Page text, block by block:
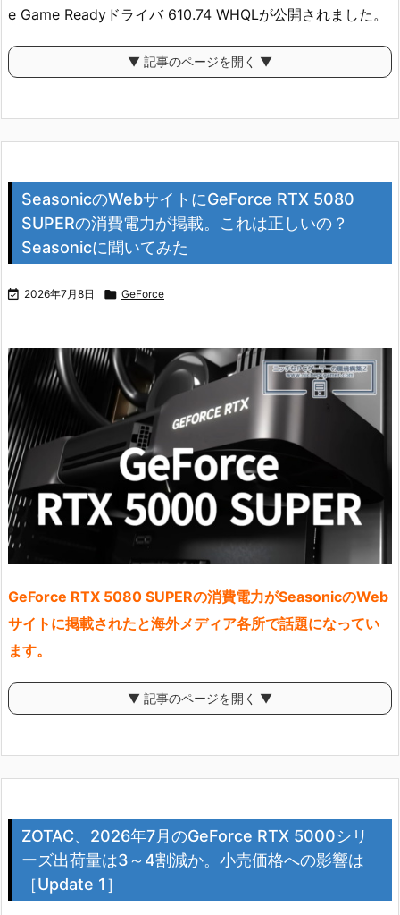
e Game Readyドライバ 610.74 WHQLが公開されました。
▼ 記事のページを開く ▼
SeasonicのWebサイトにGeForce RTX 5080
SUPERの消費電力が掲載。これは正しいの？
Seasonicに聞いてみた
 2026年7月8日  GeForce
GeForce RTX 5080 SUPERの消費電力がSeasonicのWeb
サイトに掲載されたと海外メディア各所で話題になってい
ます。
▼ 記事のページを開く ▼
ZOTAC、2026年7月のGeForce RTX 5000シリ
ーズ出荷量は3～4割減か。小売価格への影響は
［Update 1］